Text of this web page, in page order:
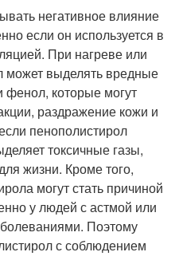
негативное влияние
если он используется в
При нагреве или
может выделять вредные
фенол, которые могут
раздражение кожи и
пенополистирол
токсичные газы,
жизни. Кроме того,
могут стать причиной
у людей с астмой или
Поэтому
с соблюдением